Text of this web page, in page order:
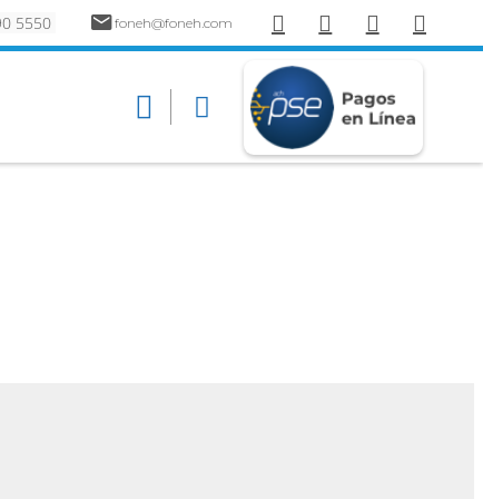
5550 foneh@foneh.com